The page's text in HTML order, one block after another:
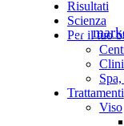
Menu
Risultati
Scienza
Per il tuo
Trattamenti
Viso
Da